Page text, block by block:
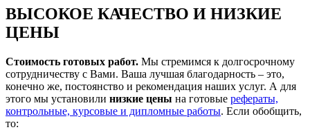
ВЫСОКОЕ КАЧЕСТВО И НИЗКИЕ
ЦЕНЫ
Стоимость готовых работ. Мы стремимся к долгосрочному
сотрудничеству с Вами. Ваша лучшая благодарность – это,
конечно же, постоянство и рекомендация наших услуг. А для
этого мы установили низкие цены на готовые рефераты,
контрольные, курсовые и дипломные работы. Если обобщить,
то: